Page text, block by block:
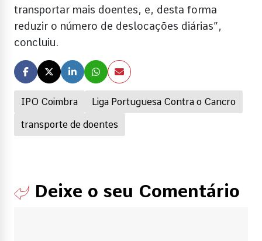
IPO Coimbra Liga Portuguesa Contra o Cancro
transporte de doentes
transportar mais doentes, e, desta forma
reduzir o número de deslocações diárias”,
concluiu.
Deixe o seu Comentário